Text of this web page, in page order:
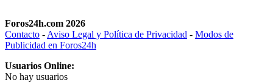
Foros24h.com 2026
Contacto - Aviso Legal y Política de Privacidad - Modos de
Publicidad en Foros24h
Usuarios Online:
No hay usuarios